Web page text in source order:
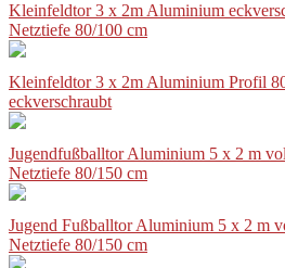
Kleinfeldtor 3 x 2m Aluminium
Netztiefe 80/100 cm
Kleinfeldtor 3 x 2m Aluminium Profil
eckverschraubt
Jugendfußballtor Aluminium 5 x 2 m
Netztiefe 80/150 cm
Jugend Fußballtor Aluminium 5 x 2 m
Netztiefe 80/150 cm